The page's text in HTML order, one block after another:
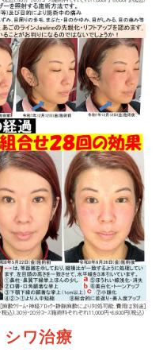
ださい。当院では、こ
化を予防し、肝斑を改善
ます。安心して美容施術
果が不十分な方、さらな
音波施術HIFUを組み合
ルセットA」を是非体験
組み合わせたセットを割
部施術を別の日に受けな
方がいるようですので、
て１日で可能です。逆に
、セット施術とはみなし
ワ治療